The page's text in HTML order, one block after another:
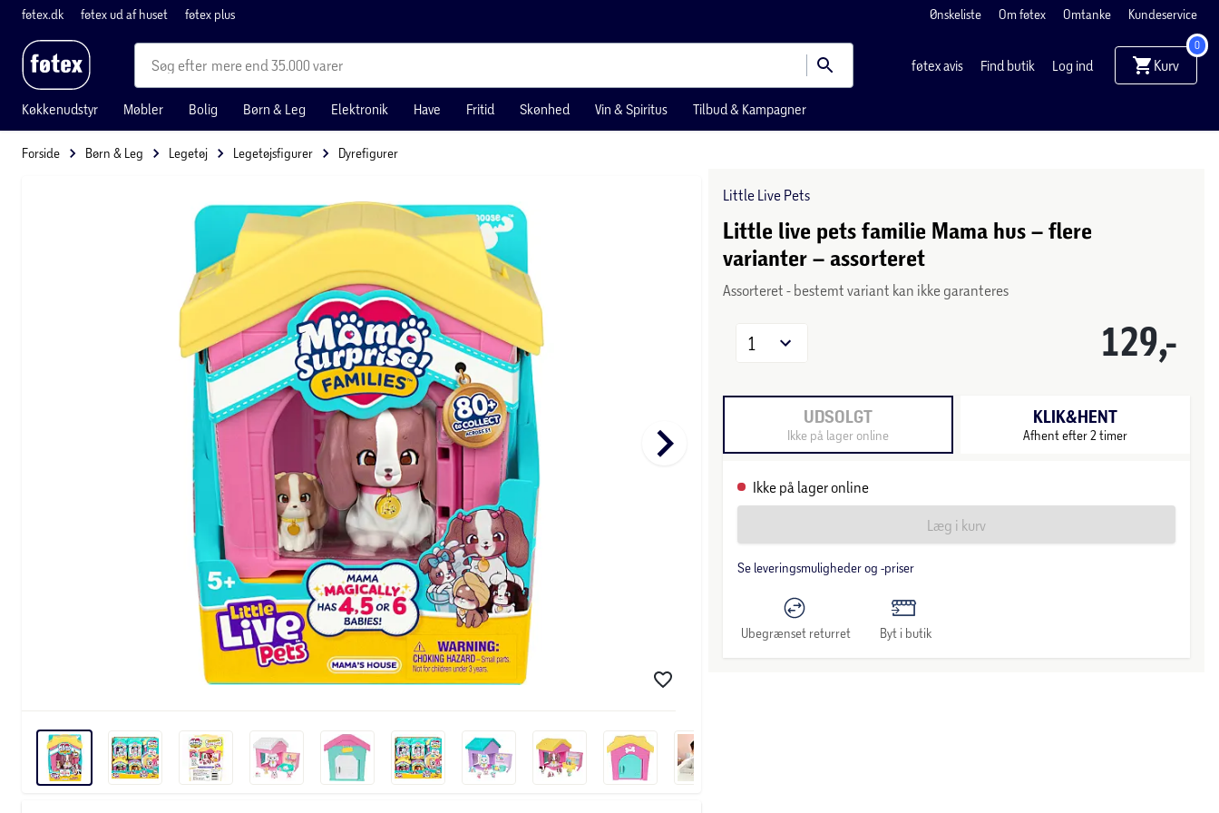
føtex.dk føtex ud af huset føtex plus Ønskeliste Om føtex Omtanke Kundeservice
mere end 35.000 varer føtex avis Find butik Log ind Kurv
0
Køkkenudstyr Møbler Bolig Børn & Leg Elektronik Have Fritid Skønhed Vin & Spiritus Tilbud & Kampagner
Forside Børn & Leg Legetøj Legetøjsfigurer Dyrefigurer
keyboard_arrow_right
Little Live Pets
Little live pets familie Mama hus – flere
varianter – assorteret
Assorteret - bestemt variant kan ikke garanteres
129,-
1
UDSOLGT
Ikke på lager online
KLIK&HENT
Afhent efter 2 timer
Ikke på lager online
Læg i kurv
Se leveringsmuligheder og -priser
Ubegrænset returret Byt i butik